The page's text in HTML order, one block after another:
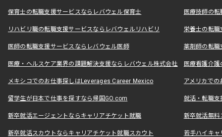
保育士の転職支援サービスならレバウェル保育士 医療技師の
リハビリ職の転職支援サービスならレバウェルリハビリ 栄養士の転
医師の転職支援サービスならレバウェル医師 薬剤師の転
医療・ヘルスケア業界の課題解決支援ならレバウェル株式会社 医療看護介
メキシコでのお仕事探しはLeverages Career Mexico アメリカで
留学生が日本で仕事を探すなら帰国GO.com 就活・転職
新卒就活エージェントならキャリアチケット就職 新卒就活無料
新卒就活スカウトならキャリアチケット就職スカウト 若手ハイキ